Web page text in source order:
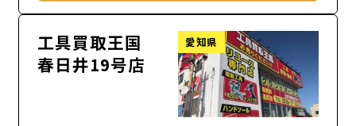
工具買取王国
春日井19号店
愛知県